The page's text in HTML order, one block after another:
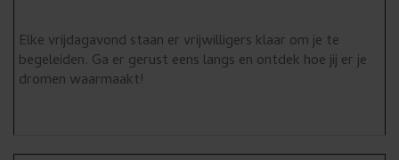
Elke vrijdagavond staan er vrijwilligers klaar om je te
begeleiden. Ga er gerust eens langs en ontdek hoe jij er je
dromen waarmaakt!